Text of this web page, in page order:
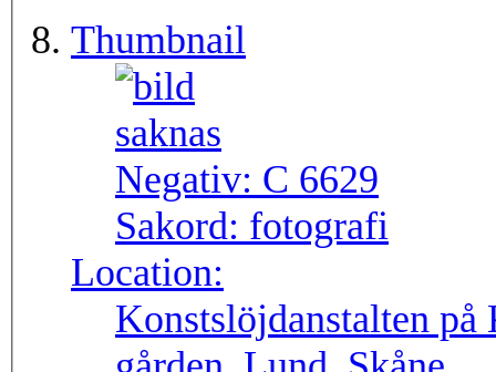
Thumbnail
Negativ: C 6629
Sakord: fotografi
Location:
Konstslöjdanstalten